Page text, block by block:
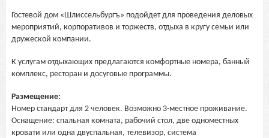
Гостевой дом «Шлиссельбургъ» подойдет для проведения деловых
мероприятий, корпоративов и торжеств, отдыха в кругу семьи или
дружеской компании.
К услугам отдыхающих предлагаются комфортные номера, банный
комплекс, ресторан и досуговые программы.
Размещение:
Номер стандарт для 2 человек. Возможно 3-местное проживание.
Оснащение: спальная комната, рабочий стол, две одноместных
кровати или одна двуспальная, телевизор, система